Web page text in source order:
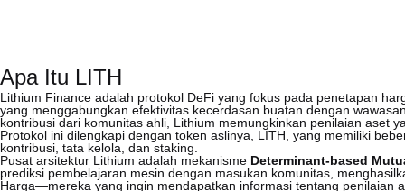
Apa Itu LITH
Lithium Finance adalah protokol DeFi yang fokus pada penetapan
yang menggabungkan efektivitas kecerdasan buatan dengan
kontribusi dari komunitas ahli, Lithium memungkinkan penilaian aset
Protokol ini dilengkapi dengan token aslinya, LITH, yang memiliki
kontribusi, tata kelola, dan staking.
Pusat arsitektur Lithium adalah mekanisme Determinant-based
prediksi pembelajaran mesin dengan masukan komunitas,
Harga—mereka yang ingin mendapatkan informasi tentang